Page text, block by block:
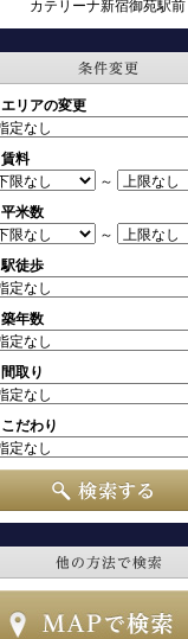
カテリーナ新宿御苑駅前
エリアの変更
賃料
～
平米数
～
駅徒歩
築年数
間取り
こだわり